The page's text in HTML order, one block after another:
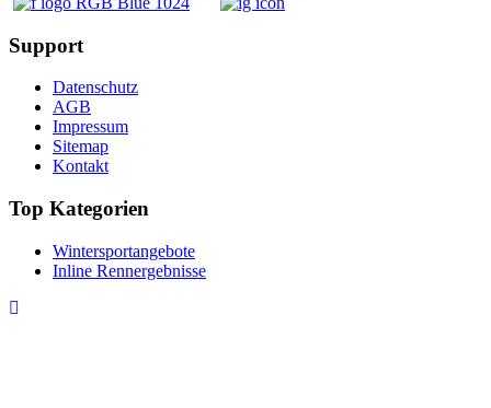
Support
Datenschutz
AGB
Impressum
Sitemap
Kontakt
Top Kategorien
Wintersportangebote
Inline Rennergebnisse